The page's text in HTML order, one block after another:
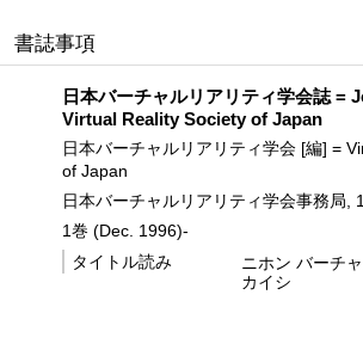
書誌事項
日本バーチャルリアリティ学会誌 =
Virtual Reality Society of Japan
日本バーチャルリアリティ学会 [編] =
of Japan
日本バーチャルリアリティ学会事務局,
1巻 (Dec. 1996)-
タイトル読み
ニホン バーチ
カイシ